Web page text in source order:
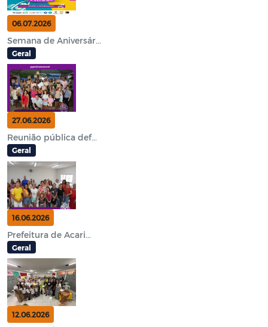
06.07.2026
Semana de Aniversár...
Geral
27.06.2026
Reunião pública def...
Geral
16.06.2026
Prefeitura de Acari...
Geral
12.06.2026